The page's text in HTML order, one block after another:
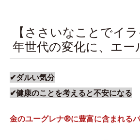
【ささいなことでイ
年世代の変化に、エー
✔ダルい気分
✔健康のことを考えると不安になる
金のユーグレナ®に豊富に含まれる